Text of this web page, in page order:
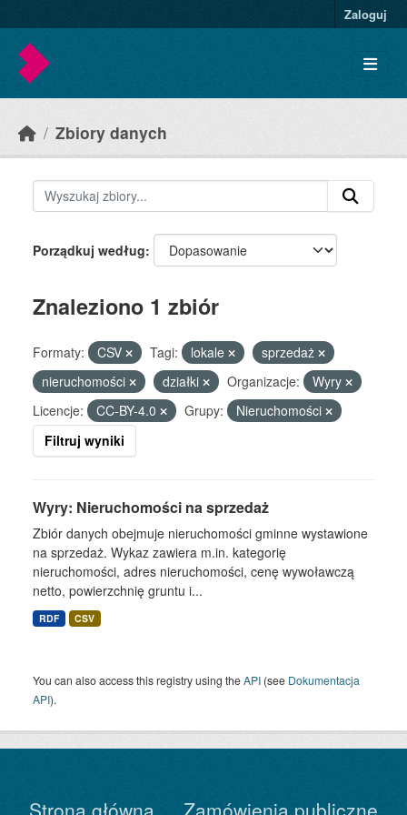
Zaloguj
Zbiory danych
Porządkuj według
Znaleziono 1 zbiór
Formaty: CSV Tagi: lokale
sprzedaż
nieruchomości
działki Organizacje:
Wyry
Licencje:
CC-BY-4.0 Grupy:
Nieruchomości
Filtruj wyniki
Wyry: Nieruchomości na sprzedaż
Zbiór danych obejmuje nieruchomości gminne wystawione
na sprzedaż. Wykaz zawiera m.in. kategorię
nieruchomości, adres nieruchomości, cenę wywoławczą
netto, powierzchnię gruntu i...
RDF CSV
You can also access this registry using theAPI (see Dokumentacja
API).
Strona główna Zamówienia publiczne